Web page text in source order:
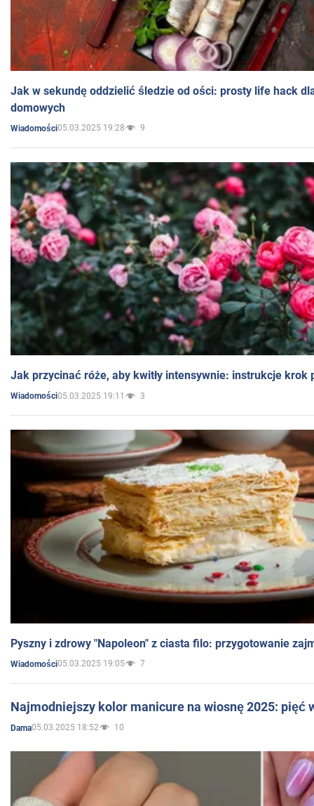
Jak w sekundę oddzielić śledzie od ości: prosty life hack
domowych
Wiadomości05.03.2025 19:28 9
Jak przycinać róże, aby kwitły intensywnie: instrukcje krok
Wiadomości05.03.2025 19:11 3
Pyszny i zdrowy "Napoleon" z ciasta filo: przygotowanie
Wiadomości05.03.2025 19:05 7
Najmodniejszy kolor manicure na wiosnę 2025: pięć
Dama05.03.2025 18:52 10